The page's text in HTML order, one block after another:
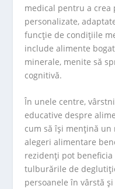
medical pentru a
personalizate,
funcție de condițiile
include alimente
minerale, menite să
cognitivă.
În unele centre,
educative despre
cum să își mențină
alegeri alimentare
rezidenți pot
tulburările de
persoanele în vârstă